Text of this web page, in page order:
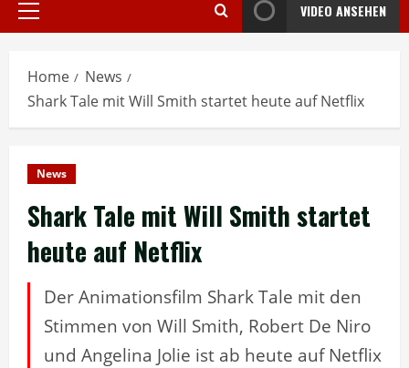
Primary
VIDEO ANSEHEN
Home
News
Shark Tale mit Will Smith startet heute auf Netflix
News
Shark Tale mit Will Smith startet
heute auf Netflix
Der Animationsfilm Shark Tale mit den
Stimmen von Will Smith, Robert De Niro
und Angelina Jolie ist ab heute auf Netflix